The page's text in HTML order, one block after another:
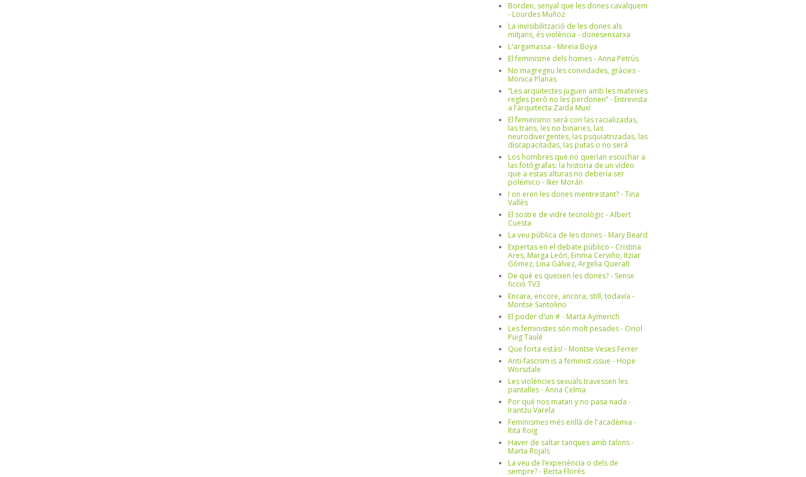
Borden, senyal que les dones cavalquem
- Lourdes Muñoz
La invisibilització de les dones als
mitjans, és violència - donesenxarxa
L'argamassa - Mireia Boya
El feminisme dels homes - Anna Petrús
No magregeu les convidades, gràcies -
Mònica Planas
“Les arquitectes juguen amb les mateixes
regles però no les perdonen” - Entrevista
a l’arquitecta Zaida Muxí
El feminismo será con las racializadas,
las trans, les no binaries, las
neurodivergentes, las psquiatrizadas, las
discapacitadas, las putas o no será
Los hombres que no querían escuchar a
las fotógrafas: la historia de un vídeo
que a estas alturas no debería ser
polémico - Iker Morán
I on eren les dones mentrestant? - Tina
Vallès
El sostre de vidre tecnològic - Albert
Cuesta
La veu pública de les dones - Mary Beard
Expertas en el debate público - Cristina
Ares, Marga León, Emma Cerviño, Itziar
Gómez, Lina Gálvez, Argelia Queralt
De què es queixen les dones? - Sense
ficció TV3
Encara, encore, ancora, still, todavía -
Montse Santolino
El poder d'un # - Marta Aymerich
Les feministes són molt pesades - Oriol
Puig Taulé
Que forta estàs! - Montse Veses Ferrer
Anti-fascism is a feminist issue - Hope
Worsdale
Les violències sexuals travessen les
pantalles - Anna Celma
Por qué nos matan y no pasa nada -
Irantzu Varela
Feminismes més enllà de l'acadèmia -
Rita Roig
Haver de saltar tanques amb talons -
Marta Rojals
La veu de l’experiència o dels de
sempre? - Berta Florés